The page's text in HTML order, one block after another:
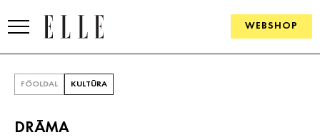
WEBSHOP
FŐOLDAL KULTÚRA
DRÁMA